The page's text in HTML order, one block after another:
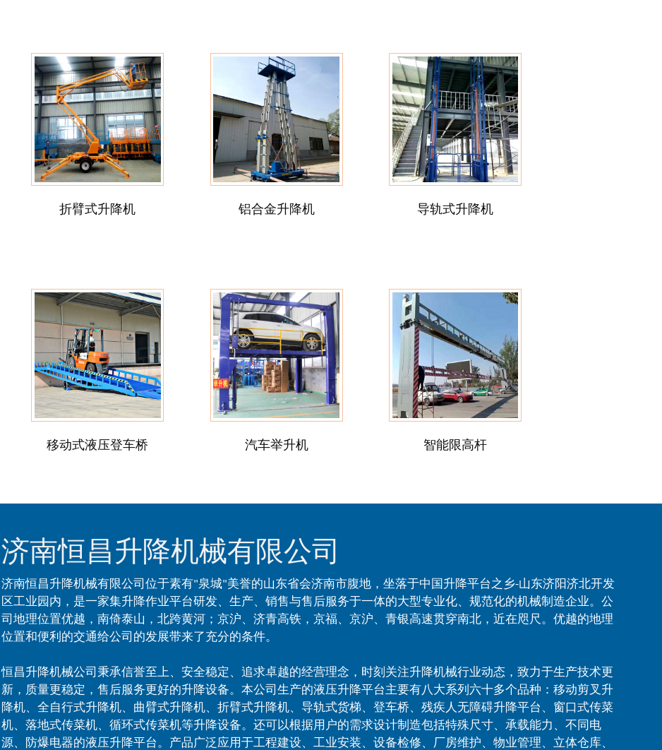
折臂式升降机 铝合金升降机 导轨式升降机
移动式液压登车桥 汽车举升机 智能限高杆
济南恒昌升降机械有限公司
济南恒昌升降机械有限公司位于素有"泉城"美誉的山东省会济南市腹地，坐落于中国升降平台之乡-山东济阳济北开发
区工业园内，是一家集升降作业平台研发、生产、销售与售后服务于一体的大型专业化、规范化的机械制造企业。公
司地理位置优越，南倚泰山，北跨黄河；京沪、济青高铁，京福、京沪、青银高速贯穿南北，近在咫尺。优越的地理
位置和便利的交通给公司的发展带来了充分的条件。
恒昌升降机械公司秉承信誉至上、安全稳定、追求卓越的经营理念，时刻关注升降机械行业动态，致力于生产技术更
新，质量更稳定，售后服务更好的升降设备。本公司生产的液压升降平台主要有八大系列六十多个品种：移动剪叉升
降机、全自行式升降机、曲臂式升降机、折臂式升降机、导轨式货梯、登车桥、残疾人无障碍升降平台、窗口式传菜
机、落地式传菜机、循环式传菜机等升降设备。还可以根据用户的需求设计制造包括特殊尺寸、承载能力、不同电
源、防爆电器的液压升降平台。产品广泛应用于工程建设、工业安装、设备检修、厂房维护、物业管理、立体仓库、